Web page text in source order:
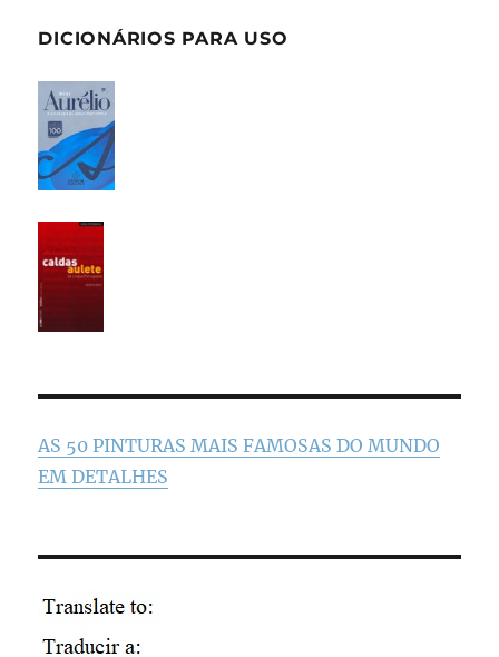
DICIONÁRIOS PARA USO
AS 50 PINTURAS MAIS FAMOSAS DO MUNDO
EM DETALHES